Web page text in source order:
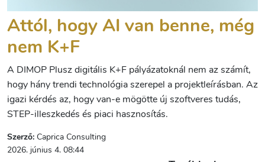
Attól, hogy AI van benne, még
nem K+F
A DIMOP Plusz digitális K+F pályázatoknál nem az számít,
hogy hány trendi technológia szerepel a projektleírásban. Az
igazi kérdés az, hogy van-e mögötte új szoftveres tudás,
STEP-illeszkedés és piaci hasznosítás.
Szerző: Caprica Consulting
2026. június 4. 08:44